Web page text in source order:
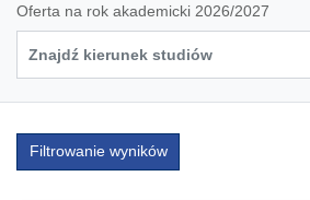
Oferta na rok akademicki 2026/2027
Filtrowanie wyników